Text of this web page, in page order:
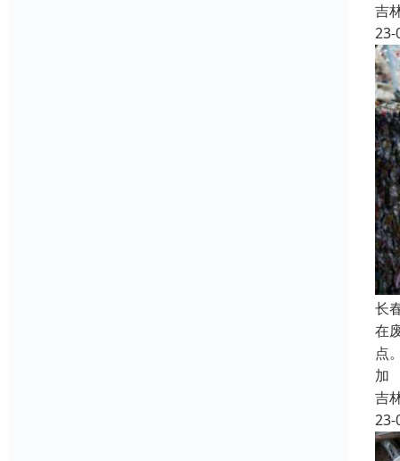
吉
23-
长
在
点
加
吉
23-